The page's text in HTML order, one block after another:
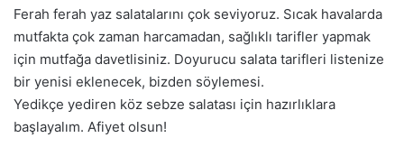
d
e
e
Ferah ferah yaz salatalarını çok seviyoruz. Sıcak havalarda
mutfakta çok zaman harcamadan, sağlıklı tarifler yapmak
için mutfağa davetlisiniz. Doyurucu salata tarifleri listenize
bir yenisi eklenecek, bizden söylemesi.
Yedikçe yediren köz sebze salatası için hazırlıklara
başlayalım. Afiyet olsun!